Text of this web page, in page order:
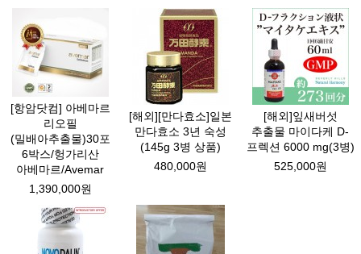
[항암닷컴] 아베마르
리오필
(밀배아추출물)30포
6박스/헝가리산
아베마르/Avemar
1,390,000원
[해외][만다효소]일본
만다효소 3년 숙성
(145g 3병 상품)
480,000원
[해외]잎새버섯
추출물 마이다케 D-
프렉션 6000 mg(3병)
525,000원